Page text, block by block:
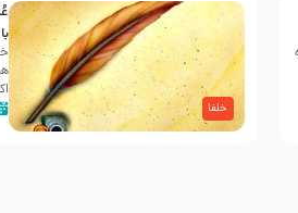
خلفا
30 صفر المظفر
شهادت حضرت
آخـر صفر سـال 203 هـ .ق. هشـتمین اختر تابناک امامت